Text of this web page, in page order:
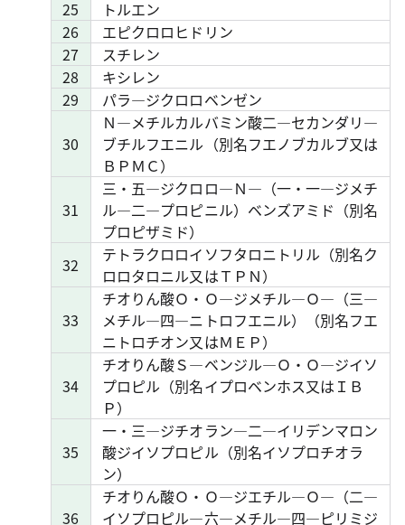
25
トルエン
26
エピクロロヒドリン
27
スチレン
28
キシレン
29
パラ―ジクロロベンゼン
30
Ｎ―メチルカルバミン酸二―セカンダリ―
ブチルフエニル（別名フエノブカルブ又は
ＢＰＭＣ）
31
三・五―ジクロロ―Ｎ―（一・一―ジメチ
ル―二―プロピニル）ベンズアミド（別名
プロピザミド）
32
テトラクロロイソフタロニトリル（別名ク
ロロタロニル又はＴＰＮ）
33
チオりん酸Ｏ・Ｏ―ジメチル―Ｏ―（三―
メチル―四―ニトロフエニル）（別名フエ
ニトロチオン又はＭＥＰ）
34
チオりん酸Ｓ―ベンジル―Ｏ・Ｏ―ジイソ
プロピル（別名イプロベンホス又はＩＢ
Ｐ）
35
一・三―ジチオラン―二―イリデンマロン
酸ジイソプロピル（別名イソプロチオラ
ン）
36
チオりん酸Ｏ・Ｏ―ジエチル―Ｏ―（二―
イソプロピル―六―メチル―四―ピリミジ